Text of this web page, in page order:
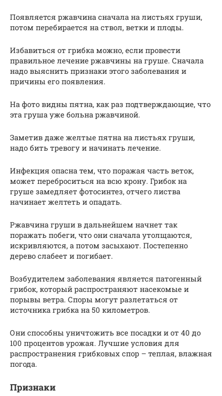
Появляется ржавчина сначала на листьях груши,
потом перебирается на ствол, ветки и плоды.
Избавиться от грибка можно, если провести
правильное лечение ржавчины на груше. Сначала
надо выяснить признаки этого заболевания и
причины его появления.
На фото видны пятна, как раз подтверждающие, что
эта груша уже больна ржавчиной.
Заметив даже желтые пятна на листьях груши,
надо бить тревогу и начинать лечение.
Инфекция опасна тем, что поражая часть веток,
может переброситься на всю крону. Грибок на
груше замедляет фотосинтез, отчего листва
начинает желтеть и опадать.
Ржавчина груши в дальнейшем начнет так
поражать побеги, что они сначала утолщаются,
искривляются, а потом засыхают. Постепенно
дерево слабеет и погибает.
Возбудителем заболевания является патогенный
грибок, который распространяют насекомые и
порывы ветра. Споры могут разлетаться от
источника грибка на 50 километров.
Они способны уничтожить все посадки и от 40 до
100 процентов урожая. Лучшие условия для
распространения грибковых спор – теплая, влажная
погода.
Признаки